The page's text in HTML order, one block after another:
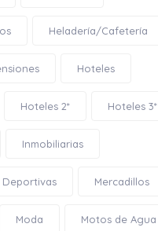
Heladería/Cafetería
Hoteles
Hoteles 2* Hoteles 3*
Inmobiliarias
Deportivas Mercadillos
Moda Motos de Agua